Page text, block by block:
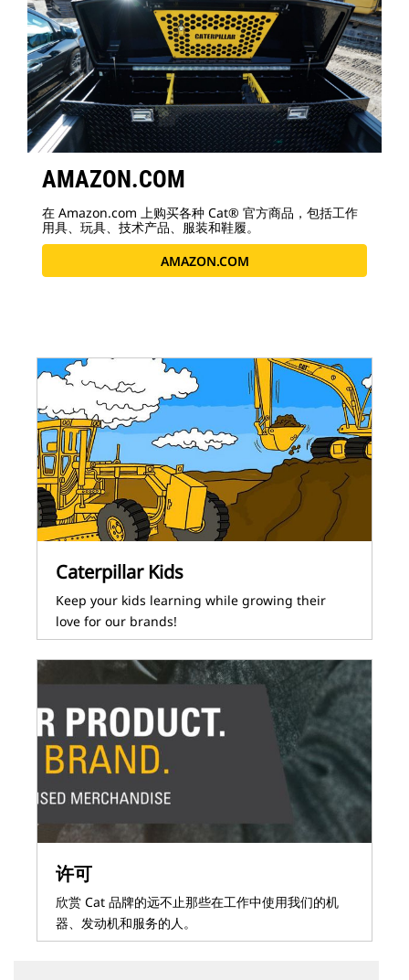
AMAZON.COM
在 Amazon.com 上购买各种 Cat® 官方商品，包括工作
用具、玩具、技术产品、服装和鞋履。
AMAZON.COM
Caterpillar Kids
Keep your kids learning while growing their
love for our brands!
许可
欣赏 Cat 品牌的远不止那些在工作中使用我们的机
器、发动机和服务的人。